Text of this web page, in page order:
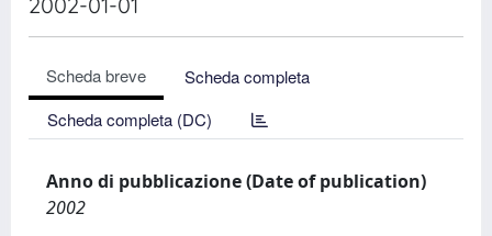
Scheda breve
Scheda completa
Scheda completa (DC)
Anno di pubblicazione (Date of publication)
2002